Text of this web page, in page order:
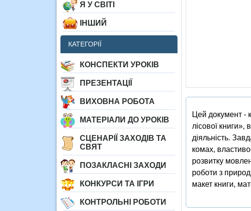
Я У СВІТІ
ІНШИЙ
КАТЕГОРІЇ
КОНСПЕКТИ УРОКІВ
ПРЕЗЕНТАЦІЇ
ВИХОВНА РОБОТА
МАТЕРІАЛИ ДО УРОКІВ
СЦЕНАРІЇ ЗАХОДІВ ТА
СВЯТ
ПОЗАКЛАСНІ ЗАХОДИ
КОНКУРСИ ТА ІГРИ
КОНТРОЛЬНІ РОБОТИ
Цей документ -
лісової
діяльність.
комах,
розвитку
роботи з
макет книги,